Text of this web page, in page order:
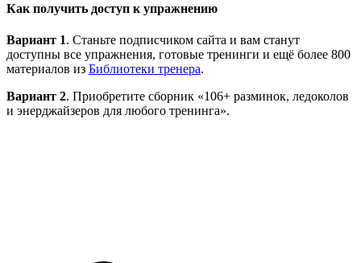
Как получить доступ к упражнению
Вариант 1. Станьте подписчиком сайта и вам станут
доступны все упражнения, готовые тренинги и ещё более 800
материалов из Библиотеки тренера.
Вариант 2. Приобретите сборник «106+ разминок, ледоколов
и энерджайзеров для любого тренинга».